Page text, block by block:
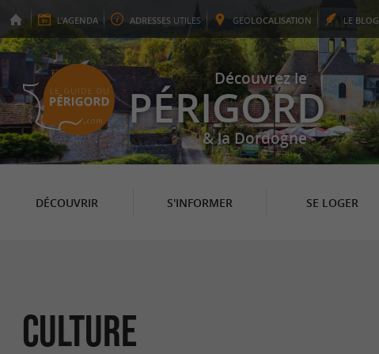
L'AGENDA ADRESSES UTILES GEOLOCALISATION LE BLOG
Découvrez le
PÉRIGORD
& la Dordogne
DÉCOUVRIR S'INFORMER SE LOGER
Culture